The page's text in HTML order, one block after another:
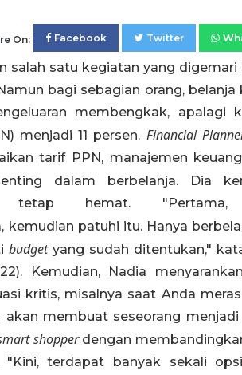
On: Facebook Twitter
salah satu kegiatan yang digemari
bagi sebagian orang, belanja
membengkak, apalagi
menjadi 11 persen. Financial
tarif PPN, manajemen
dalam berbelanja. Dia
hemat.
kemudian patuhi itu. Hanya
budgetyang sudah ditentukan,"
Kemudian, Nadia
kritis, misalnya saat Anda
akan membuat seseorang
shopperdengan
terdapat banyak sekali